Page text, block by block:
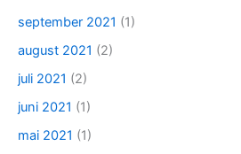
september 2021 (1)
august 2021 (2)
juli 2021 (2)
juni 2021 (1)
mai 2021 (1)